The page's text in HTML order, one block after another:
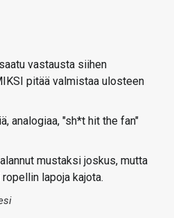
vastausta siihen
pitää valmistaa ulosteen
analogiaa, "sh*t hit the fan"
mustaksi joskus, mutta
lapoja kajota.